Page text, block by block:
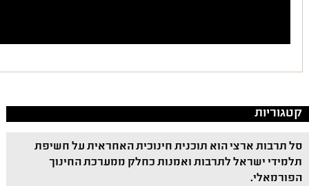
קטגוריות
סל תרבות ארצי הוא תוכנית חינוכית האחראית על חשיפת
תלמידי ישראל לתרבות ואמנות כחלק ממערכת החינוך
הפורמאלי.